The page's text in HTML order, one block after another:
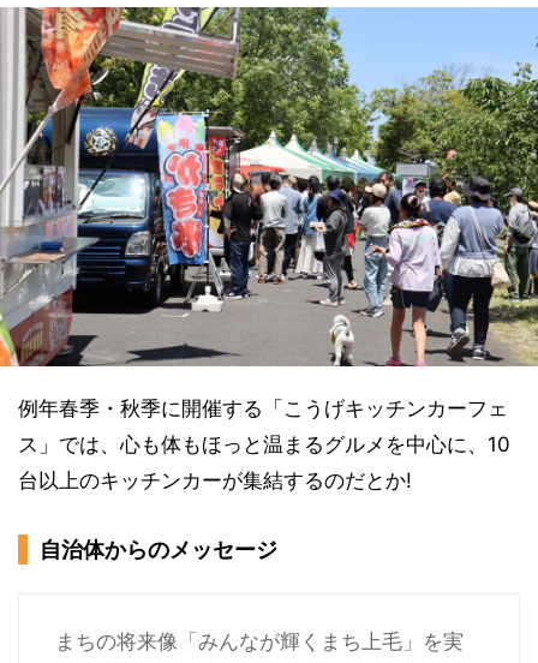
例年春季・秋季に開催する「こうげキッチンカーフェ
ス」では、心も体もほっと温まるグルメを中心に、10
台以上のキッチンカーが集結するのだとか!
自治体からのメッセージ
まちの将来像「みんなが輝くまち上毛」を実